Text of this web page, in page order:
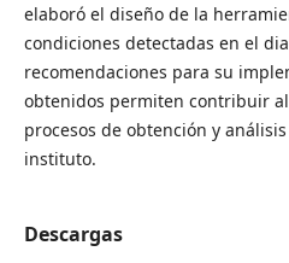
elaboró el diseño de la
condiciones detectadas en el
recomendaciones para su
obtenidos permiten contribuir
procesos de obtención y
instituto.
Descargas